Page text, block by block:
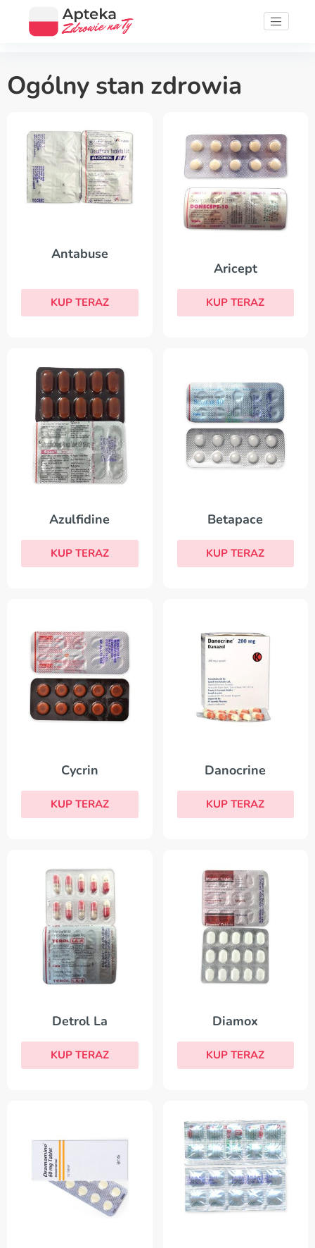
Ogólny stan zdrowia
Antabuse
KUP TERAZ
Aricept
KUP TERAZ
Azulfidine
KUP TERAZ
Betapace
KUP TERAZ
Cycrin
KUP TERAZ
Danocrine
KUP TERAZ
Detrol La
KUP TERAZ
Diamox
KUP TERAZ